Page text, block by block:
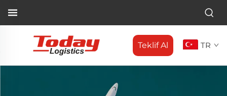
Teklif Al TR